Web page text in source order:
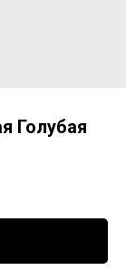
Голубая